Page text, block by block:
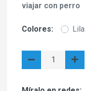
viajar con perro
Colores: Lila